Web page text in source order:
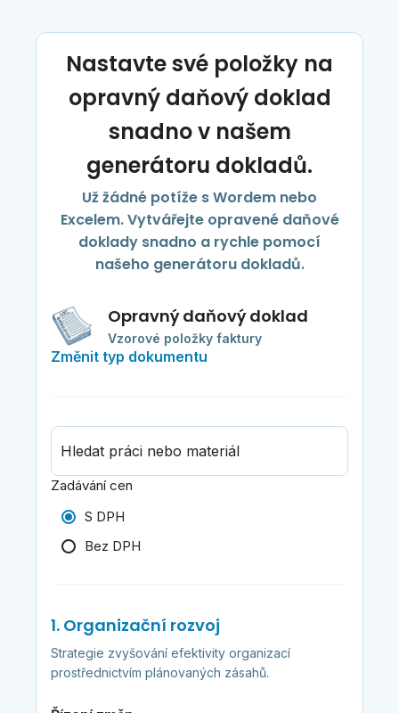
Nastavte své položky na
opravný daňový doklad
snadno v našem
generátoru dokladů.
Už žádné potíže s Wordem nebo
Excelem. Vytvářejte opravené daňové
doklady snadno a rychle pomocí
našeho generátoru dokladů.
Opravný daňový doklad
Vzorové položky faktury
Změnit typ dokumentu
Hledat práci nebo materiál
Zadávání cen
S DPH
Bez DPH
1. Organizační rozvoj
Strategie zvyšování efektivity organizací
prostřednictvím plánovaných zásahů.